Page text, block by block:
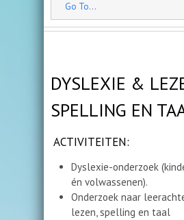
Go To...
DYSLEXIE &
SPELLING EN
ACTIVITEITEN:
Dyslexie-onderzoek
én volwassenen).
Onderzoek naar
lezen, spelling en taal